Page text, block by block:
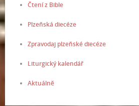
Čtení z Bible
Plzeňská diecéze
Zpravodaj plzeňské diecéze
Liturgický kalendář
Aktuálně